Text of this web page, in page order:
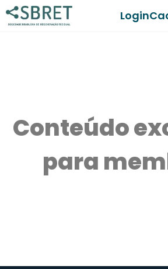
Login
Conteúdo
para